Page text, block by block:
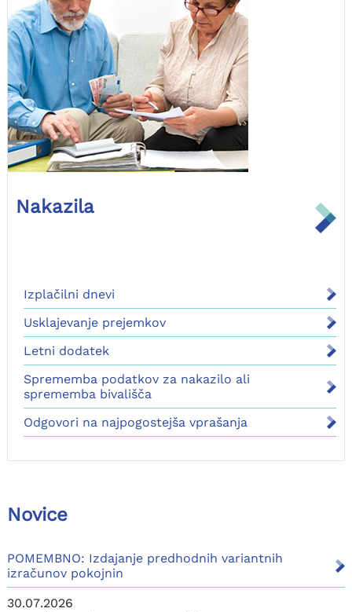
Nakazila
Izplačilni dnevi
Usklajevanje prejemkov
Letni dodatek
Sprememba podatkov za nakazilo ali
sprememba bivališča
Odgovori na najpogostejša vprašanja
Novice
POMEMBNO: Izdajanje predhodnih variantnih
izračunov pokojnin
30.07.2026